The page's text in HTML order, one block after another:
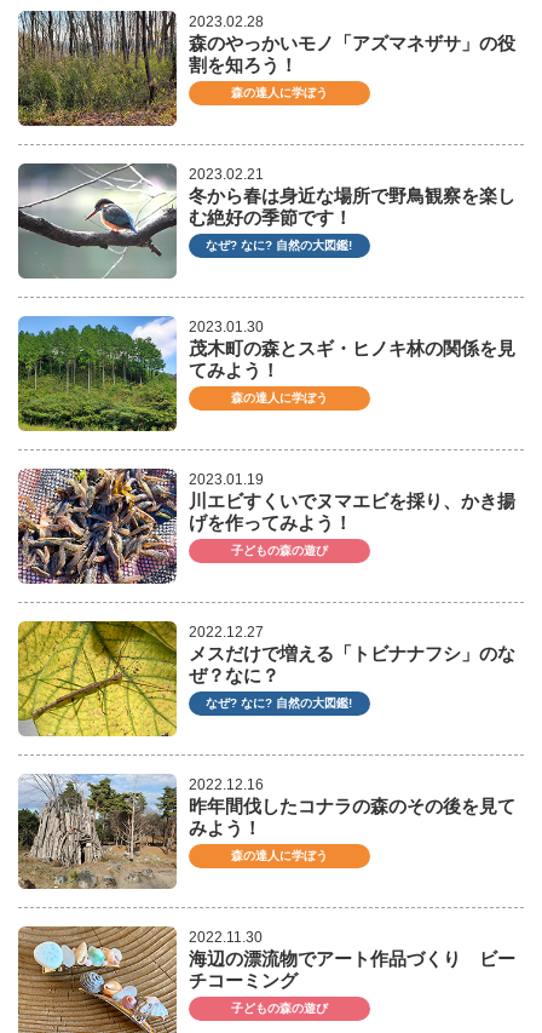
2023.02.28
森のやっかいモノ「アズマネザサ」の役
割を知ろう！
森の達人に学ぼう
2023.02.21
冬から春は身近な場所で野鳥観察を楽し
む絶好の季節です！
なぜ? なに? 自然の大図鑑!
2023.01.30
茂木町の森とスギ・ヒノキ林の関係を見
てみよう！
森の達人に学ぼう
2023.01.19
川エビすくいでヌマエビを採り、かき揚
げを作ってみよう！
子どもの森の遊び
2022.12.27
メスだけで増える「トビナナフシ」のな
ぜ？なに？
なぜ? なに? 自然の大図鑑!
2022.12.16
昨年間伐したコナラの森のその後を見て
みよう！
森の達人に学ぼう
2022.11.30
海辺の漂流物でアート作品づくり ビー
チコーミング
子どもの森の遊び